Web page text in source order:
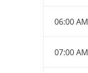
06:00 AM
07:00 AM